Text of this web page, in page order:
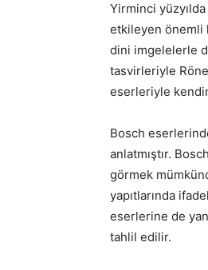
Yirminci yüzyılda
etkileyen önemli
dini imgelelerle
tasvirleriyle
eserleriyle
Bosch
anlatmıştır.
görmek
yapıtlarında
eserlerine de
tahlil edilir.